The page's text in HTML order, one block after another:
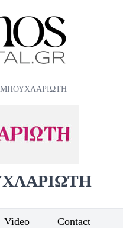
ΜΠΟΥΧΛΑΡΙΩΤΗ
Video Contact